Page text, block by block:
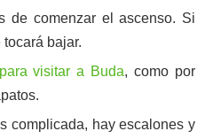
de comenzar el ascenso. Si
tocará bajar.
visitar a Buda, como por
complicada, hay escalones y